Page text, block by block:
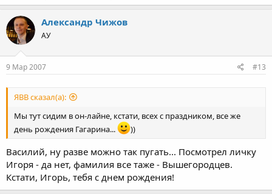
Александр Чижов
АУ
9 Мар 2007 #13
ЯВВ сказал(а):
Мы тут сидим в он-лайне, кстати, всех с праздником, все же
день рождения Гагарина...
))
Василий, ну разве можно так пугать... Посмотрел личку
Игоря - да нет, фамилия все таже - Вышегородцев.
Кстати, Игорь, тебя с днем рождения!